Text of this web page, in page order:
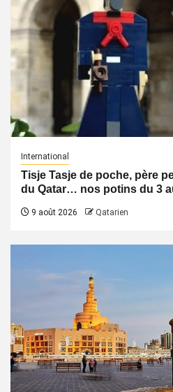
International
Tisje Tasje de poche, père
du Qatar… nos potins du 3
9 août 2026 Qatarien